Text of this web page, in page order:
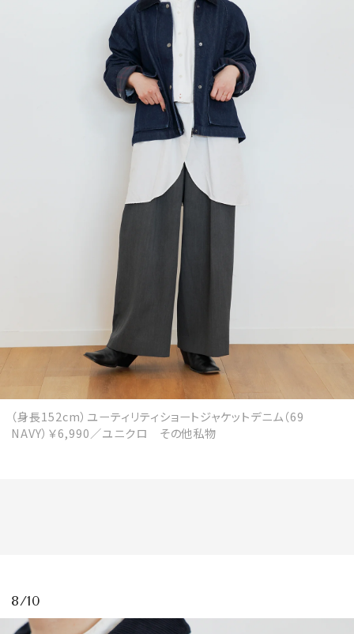
（身長152cm）ユーティリティショートジャケットデニム（69
NAVY）￥6,990／ユニクロ その他私物
8/10